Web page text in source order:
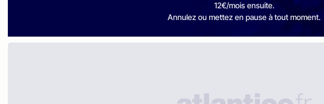
12€/mois ensuite.
Annulez ou mettez en pause à tout moment.